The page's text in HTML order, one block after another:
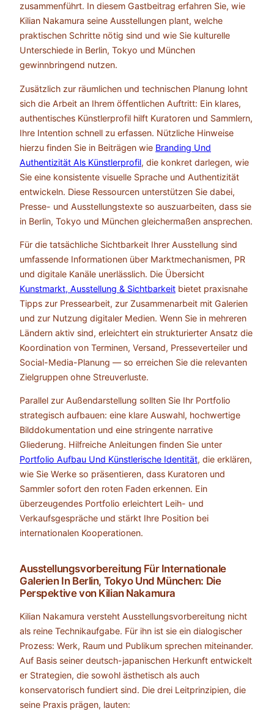
zusammenführt. In diesem Gastbeitrag erfahren Sie, wie
Kilian Nakamura seine Ausstellungen plant, welche
praktischen Schritte nötig sind und wie Sie kulturelle
Unterschiede in Berlin, Tokyo und München
gewinnbringend nutzen.
Zusätzlich zur räumlichen und technischen Planung lohnt
sich die Arbeit an Ihrem öffentlichen Auftritt: Ein klares,
authentisches Künstlerprofil hilft Kuratoren und Sammlern,
Ihre Intention schnell zu erfassen. Nützliche Hinweise
hierzu finden Sie in Beiträgen wie Branding Und
Authentizität Als Künstlerprofil, die konkret darlegen, wie
Sie eine konsistente visuelle Sprache und Authentizität
entwickeln. Diese Ressourcen unterstützen Sie dabei,
Presse- und Ausstellungstexte so auszuarbeiten, dass sie
in Berlin, Tokyo und München gleichermaßen ansprechen.
Für die tatsächliche Sichtbarkeit Ihrer Ausstellung sind
umfassende Informationen über Marktmechanismen, PR
und digitale Kanäle unerlässlich. Die Übersicht
Kunstmarkt, Ausstellung & Sichtbarkeit bietet praxisnahe
Tipps zur Pressearbeit, zur Zusammenarbeit mit Galerien
und zur Nutzung digitaler Medien. Wenn Sie in mehreren
Ländern aktiv sind, erleichtert ein strukturierter Ansatz die
Koordination von Terminen, Versand, Presseverteiler und
Social-Media-Planung — so erreichen Sie die relevanten
Zielgruppen ohne Streuverluste.
Parallel zur Außendarstellung sollten Sie Ihr Portfolio
strategisch aufbauen: eine klare Auswahl, hochwertige
Bilddokumentation und eine stringente narrative
Gliederung. Hilfreiche Anleitungen finden Sie unter
Portfolio Aufbau Und Künstlerische Identität, die erklären,
wie Sie Werke so präsentieren, dass Kuratoren und
Sammler sofort den roten Faden erkennen. Ein
überzeugendes Portfolio erleichtert Leih- und
Verkaufsgespräche und stärkt Ihre Position bei
internationalen Kooperationen.
Ausstellungsvorbereitung Für Internationale
Galerien In Berlin, Tokyo Und München: Die
Perspektive von Kilian Nakamura
Kilian Nakamura versteht Ausstellungsvorbereitung nicht
als reine Technikaufgabe. Für ihn ist sie ein dialogischer
Prozess: Werk, Raum und Publikum sprechen miteinander.
Auf Basis seiner deutsch-japanischen Herkunft entwickelt
er Strategien, die sowohl ästhetisch als auch
konservatorisch fundiert sind. Die drei Leitprinzipien, die
seine Praxis prägen, lauten: